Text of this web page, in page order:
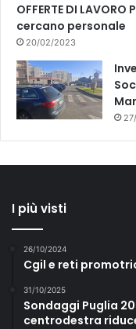
OFFERTE DI
cercano personale
20/02/2023
I più visti
26/10/2024
Cgil e reti
31/10/2025
Sondaggi Puglia
centrodestra